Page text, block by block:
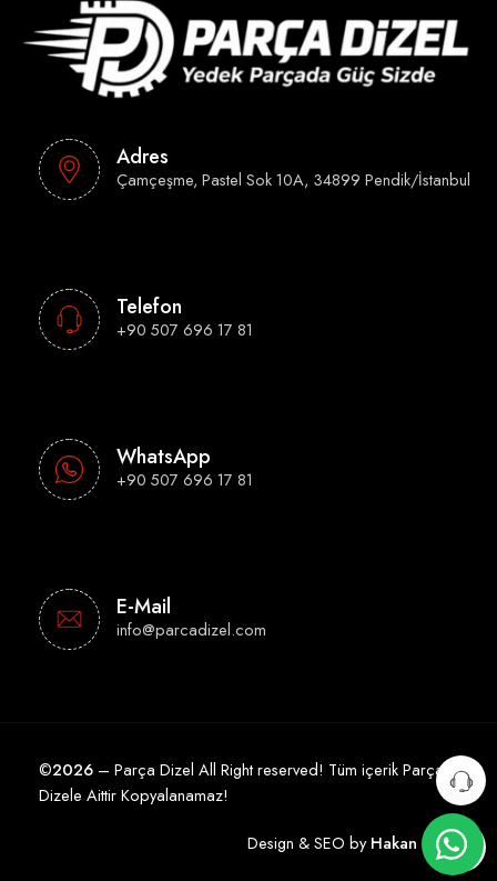
Adres
Çamçeşme, Pastel Sok 10A, 34899 Pendik/İstanbul
Telefon
+90 507 696 17 81
WhatsApp
+90 507 696 17 81
E-Mail
info@parcadizel.com
©2026 – Parça Dizel All Right reserved! Tüm içerik Parça
Dizele Aittir Kopyalanamaz!
Design & SEO byHakan Çelik